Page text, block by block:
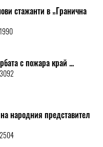
стажанти в „Гранична
1990
с пожара край ...
3092
народния представител
2504